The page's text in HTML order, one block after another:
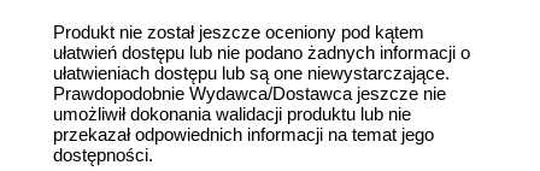
Produkt nie został jeszcze oceniony pod kątem
ułatwień dostępu lub nie podano żadnych informacji o
ułatwieniach dostępu lub są one niewystarczające.
Prawdopodobnie Wydawca/Dostawca jeszcze nie
umożliwił dokonania walidacji produktu lub nie
przekazał odpowiednich informacji na temat jego
dostępności.